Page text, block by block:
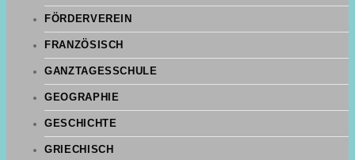
FÖRDERVEREIN
FRANZÖSISCH
GANZTAGESSCHULE
GEOGRAPHIE
GESCHICHTE
GRIECHISCH